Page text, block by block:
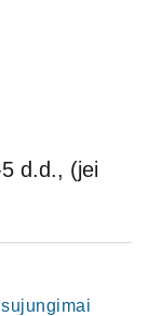
d.d., (jei